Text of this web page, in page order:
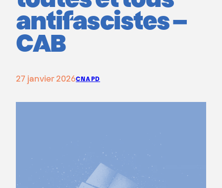
antifascistes –
CAB
27 janvier 2026CNAPD